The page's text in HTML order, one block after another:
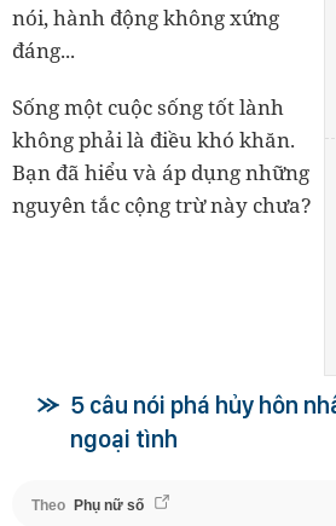
nói, hành động không xứng
đáng...
Sống một cuộc sống tốt lành
không phải là điều khó khăn.
Bạn đã hiểu và áp dụng những
nguyên tắc cộng trừ này chưa?
5 câu nói phá hủy hôn
ngoại tình
Theo Phụ nữ số